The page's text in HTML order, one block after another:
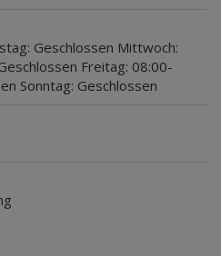
Geschlossen Mittwoch:
Freitag: 08:00-
Sonntag: Geschlossen